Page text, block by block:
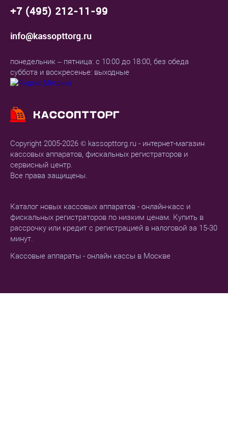
Copyright 2005-2026 © kassopttorg.ru - интернет-магазин
кассовых аппаратов, фискальных регистраторов и
сервисный центр.
Все права защищены.
Каталог новых кассовых аппаратов - онлайн-касс и
фискальных регистраторов по низким ценам. Купить в
рассрочку или кредит с регистрацией в налоговой за 15-30
минут.
Кассовые аппараты - онлайн кассы в Москве
+7 (495) 212-11-99
info@kassopttorg.ru
понедельник – пятница: с 10:00 до 18:00, без обеда
суббота и воскресенье: выходные